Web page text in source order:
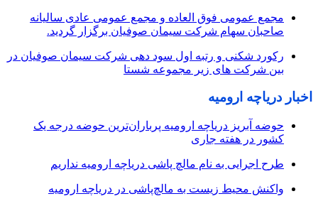
مجمع عمومی فوق العاده و مجمع عمومی عادی سالیانه
صاحبان سهام شرکت سیمان صوفیان برگزار گردید.
رکورد شکنی و رتبه اول سود دهی شرکت سیمان صوفیان در
بین شرکت های زیر مجموعه شستا
اخبار دریاچه ارومیه
حوضه آبریز دریاچه ارومیه پرباران‌ترین حوضه‌ درجه یک
کشور در هفته جاری
طرح اجرایی به نام مالچ پاشی دریاچه ارومیه نداریم
واکنش محیط زیست به مالچ‌پاشی در دریاچه ارومیه